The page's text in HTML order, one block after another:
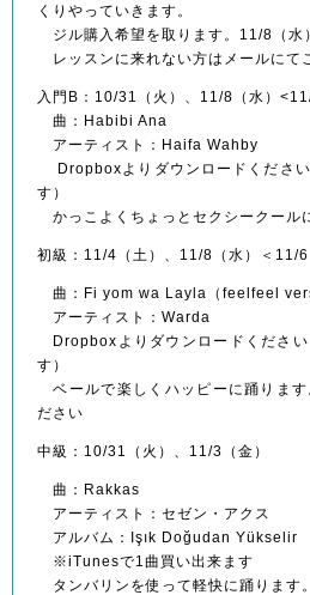
くりやっていきます。
ジル購入希望を取ります。11/8（水
レッスンに来れない方はメールにて
入門B：10/31（火）、11/8（水）
曲：Habibi Ana
アーティスト：Haifa Wahby
Dropboxよりダウンロードください
す）
かっこよくちょっとセクシークール
初級：11/4（土）、11/8（水）＜11/6
曲：Fi yom wa Layla（feelfeel
アーティスト：Warda
Dropboxよりダウンロードください
す）
ベールで楽しくハッピーに踊ります
ださい
中級：10/31（火）、11/3（金）
曲：Rakkas
アーティスト：セゼン・アクス
アルバム：Işık Doğudan Yükselir
※iTunesで1曲買い出来ます
タンバリンを使って軽快に踊ります。